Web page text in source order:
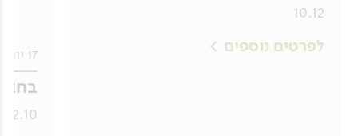
10.12
לפרטים נוספים 17 יום - טיול למקסיקו וגואטמלה
22.10